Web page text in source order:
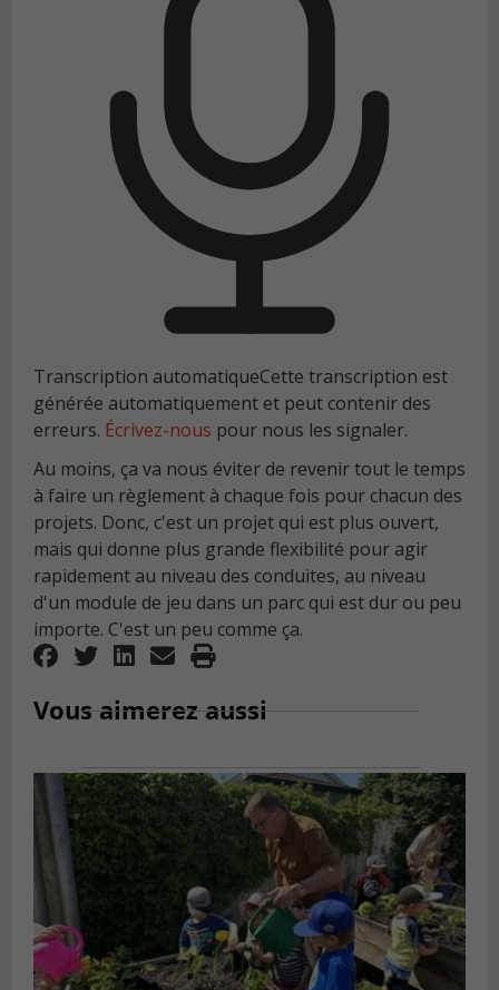
Transcription automatiqueCette transcription est
générée automatiquement et peut contenir des
erreurs. Écrivez-nous pour nous les signaler.
Au moins, ça va nous éviter de revenir tout le temps
à faire un règlement à chaque fois pour chacun des
projets. Donc, c'est un projet qui est plus ouvert,
mais qui donne plus grande flexibilité pour agir
rapidement au niveau des conduites, au niveau
d'un module de jeu dans un parc qui est dur ou peu
importe. C'est un peu comme ça.
Vous aimerez aussi